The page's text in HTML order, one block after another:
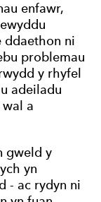
enfawr,
ddaethon ni
problemau
y rhyfel
adeiladu
a
gweld y
yn
- ac rydyn ni